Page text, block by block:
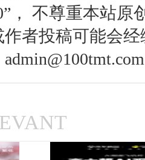
， 不尊重本站原
者投稿可能会